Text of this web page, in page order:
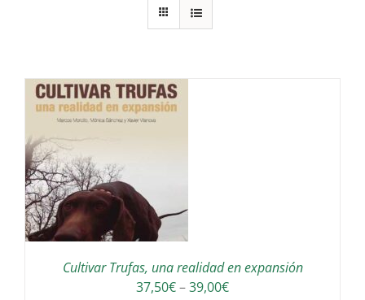
Cultivar Trufas, una realidad en expansión
37,50€–39,00€Interval